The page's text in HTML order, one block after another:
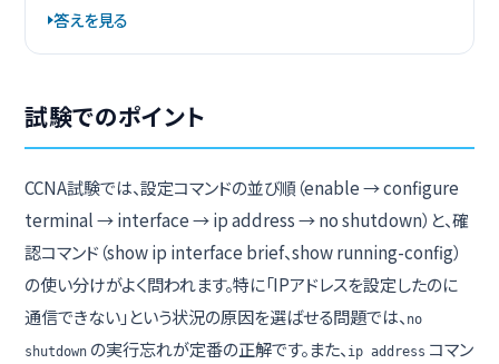
答えを見る
試験でのポイント
CCNA試験では、設定コマンドの並び順（enable → configure
terminal → interface → ip address → no shutdown）と、確
認コマンド（show ip interface brief、show running-config）
の使い分けがよく問われます。特に「IPアドレスを設定したのに
通信できない」という状況の原因を選ばせる問題では、 no
shutdown の実行忘れが定番の正解です。また、 ip address コマン